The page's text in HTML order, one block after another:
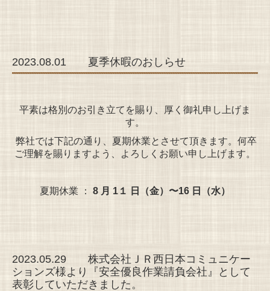
2023.08.01 夏季休暇のおしらせ
平素は格別のお引き立てを賜り、厚く御礼申し上げま
す。
弊社では下記の通り、夏期休業とさせて頂きます。何卒
ご理解を賜りますよう、よろしくお願い申し上げます。
夏期休業 ： 8 月 1１ 日（金）〜16 日（水）
2023.05.29 株式会社ＪＲ西日本コミュニケー
ションズ様より『安全優良作業請負会社』として
表彰していただきました。